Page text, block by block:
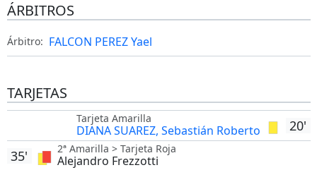
ÁRBITROS
Árbitro: FALCON PEREZ Yael
TARJETAS
20'
Tarjeta Amarilla
DIANA SUAREZ, Sebastián Roberto
2ª Amarilla > Tarjeta Roja
Alejandro Frezzotti
35'